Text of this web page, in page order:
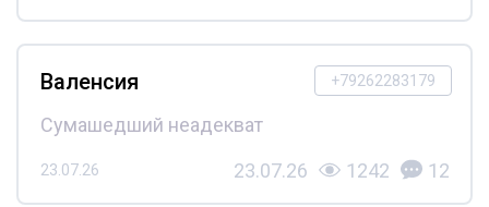
+79262283179
Валенсия
Сумашедший неадекват
23.07.26 23.07.26 1242 12